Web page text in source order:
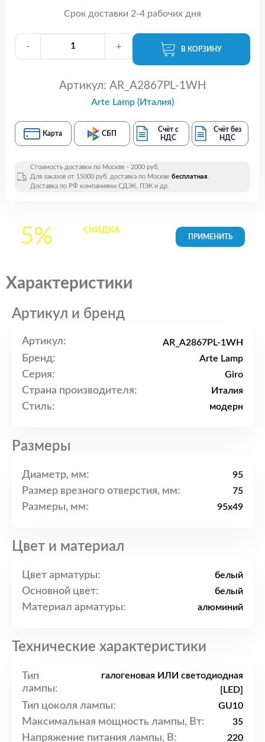
Срок доставки 2-4 рабочих дня
- + В КОРЗИНУ
Артикул: AR_A2867PL-1WH
Arte Lamp (Италия)
Карта СБП
Счёт с
НДС
Счёт без
НДС
Стоимость доставки по Москве - 2000 руб.
Для заказов от 15000 руб. доставка по Москве бесплатная.
Доставка по РФ компаниями СДЭК, ПЭК и др.
5% СКИДКАна все
Характеристики
Артикул и бренд
Артикул: AR_A2867PL-1WH
Бренд: Arte Lamp
Серия: Giro
Страна производителя: Италия
Стиль: модерн
Размеры
Диаметр, мм: 95
Размер врезного отверстия, мм: 75
Размеры, мм: 95x49
Цвет и материал
Цвет арматуры: белый
Основной цвет: белый
Материал арматуры: алюминий
Технические характеристики
Тип
лампы:
галогеновая ИЛИ светодиодная
[LED]
Тип цоколя лампы: GU10
Максимальная мощность лампы, Вт: 35
Напряжение питания лампы, В: 220